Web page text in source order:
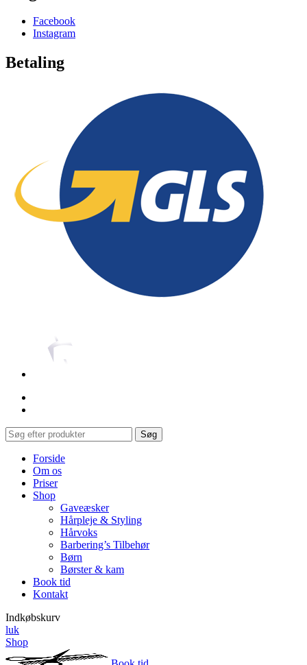
Facebook
Instagram
Betaling
Søg
Forside
Om os
Priser
Shop
Gaveæsker
Hårpleje & Styling
Hårvoks
Barbering’s Tilbehør
Børn
Børster & kam
Book tid
Kontakt
Indkøbskurv
luk
Shop